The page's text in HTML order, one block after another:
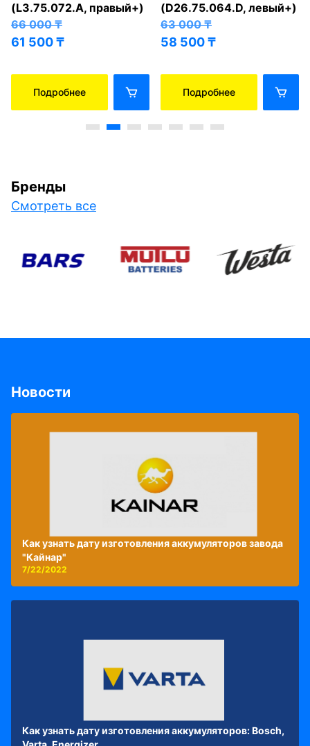
(L3.75.072.A, правый+)
66 000₸
61 500₸
Подробнее
(D26.75.064.D, левый+)
63 000₸
58 500₸
Подробнее
Бренды
Смотреть все
Новости
Как узнать дату изготовления аккумуляторов завода
"Кайнар"
7/22/2022
Как узнать дату изготовления аккумуляторов: Bosch,